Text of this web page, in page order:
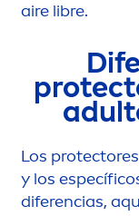
aire libre.
protect
Los protect
y los
diferencias,